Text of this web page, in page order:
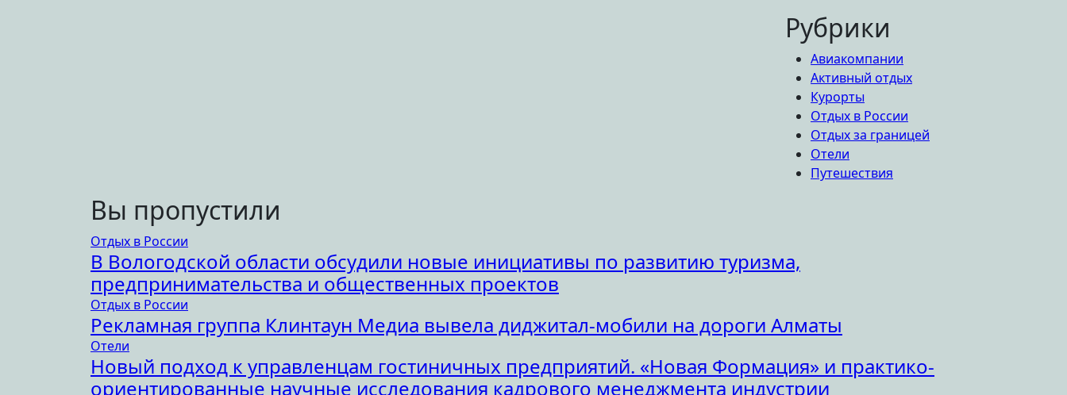
Рубрики
Авиакомпании
Активный отдых
Курорты
Отдых в России
Отдых за границей
Отели
Путешествия
Вы пропустили
Отдых в России
В Вологодской области обсудили новые инициативы по развитию туризма,
предпринимательства и общественных проектов
Отдых в России
Рекламная группа Клинтаун Медиа вывела диджитал-мобили на дороги Алматы
Отели
Новый подход к управленцам гостиничных предприятий. «Новая Формация» и практико-
ориентированные научные исследования кадрового менеджмента индустрии